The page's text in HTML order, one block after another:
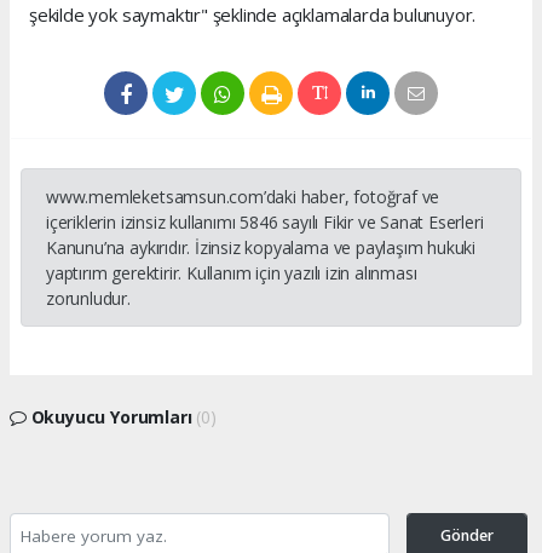
şekilde yok saymaktır" şeklinde açıklamalarda bulunuyor.
www.memleketsamsun.com’daki haber, fotoğraf ve
içeriklerin izinsiz kullanımı 5846 sayılı Fikir ve Sanat Eserleri
Kanunu’na aykırıdır. İzinsiz kopyalama ve paylaşım hukuki
yaptırım gerektirir. Kullanım için yazılı izin alınması
zorunludur.
Okuyucu Yorumları (0)
Gönder